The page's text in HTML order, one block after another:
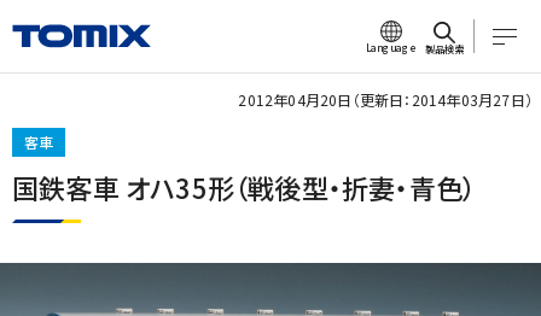
Language 製品検索
客車
国鉄客車 オハ35形（戦後型・折妻・青色）
2012年04月20日（更新日：2014年03月27日）